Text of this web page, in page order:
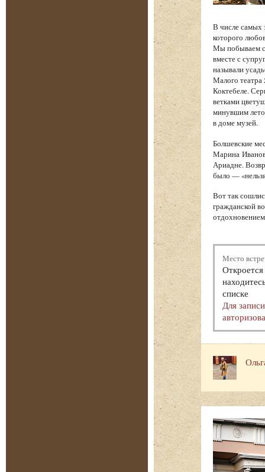
В числе самых
которого
Мы побываем с
вместе с
называли
Малого
Коктебеле.
ветками
минувшим
в доме музей.
Болшевские
Марина
Ариадне.
было —
Вот так
гражданской
Место
списке
Для